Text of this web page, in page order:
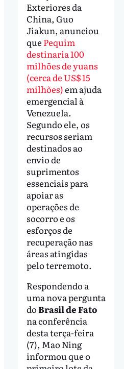
Exteriores da
China, Guo
Jiakun, anunciou
que Pequim
destinaria 100
milhões de yuans
(cerca de US$ 15
milhões)em ajuda
emergencial à
Venezuela.
Segundo ele, os
recursos seriam
destinados ao
envio de
suprimentos
essenciais para
apoiar as
operações de
socorro e os
esforços de
recuperação nas
áreas atingidas
pelo terremoto.
Respondendo a
uma nova pergunta
doBrasil de Fato
na conferência
desta terça-feira
(7), Mao Ning
informou que o